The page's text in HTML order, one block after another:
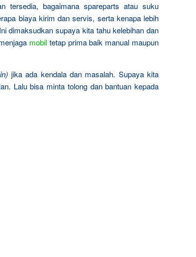
tersedia, bagaimana spareparts atau suku
biaya kirim dan servis, serta kenapa lebih
dimaksudkan supaya kita tahu kelebihan dan
mobiltetap prima baik manual maupun
jika ada kendala dan masalah. Supaya kita
Lalu bisa minta tolong dan bantuan kepada